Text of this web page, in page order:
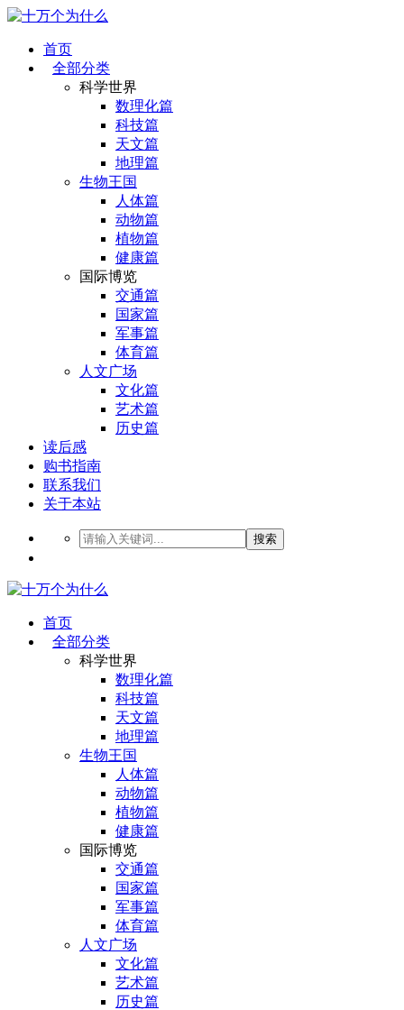
首页
全部分类
科学世界
数理化篇
科技篇
天文篇
地理篇
生物王国
人体篇
动物篇
植物篇
健康篇
国际博览
交通篇
国家篇
军事篇
体育篇
人文广场
文化篇
艺术篇
历史篇
读后感
购书指南
联系我们
关于本站
搜索
首页
全部分类
科学世界
数理化篇
科技篇
天文篇
地理篇
生物王国
人体篇
动物篇
植物篇
健康篇
国际博览
交通篇
国家篇
军事篇
体育篇
人文广场
文化篇
艺术篇
历史篇